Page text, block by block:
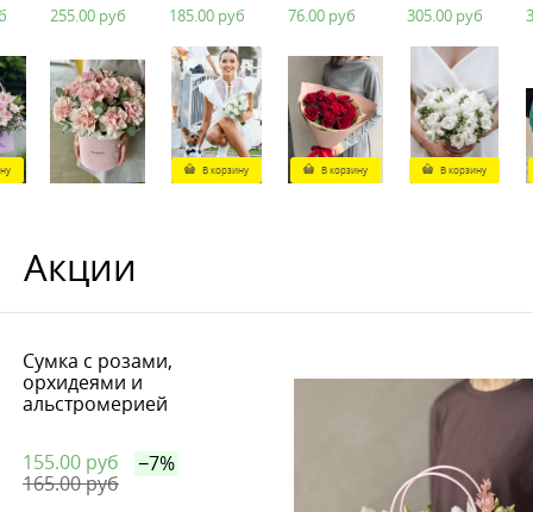
255.00 руб 185.00 руб
В корзину
76.00 руб
В корзину
305.00 руб
В корзину
Акции
Сумка с розами,
орхидеями и
альстромерией
155.00 руб
165.00 руб
−7%